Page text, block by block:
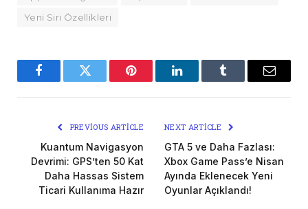
Yeni Siri Özellikleri
FacebookTwitter Pinterest LinkedInTumblr Email
PREVIOUS ARTICLE
Kuantum Navigasyon
Devrimi: GPS’ten 50 Kat
Daha Hassas Sistem
Ticari Kullanıma Hazır
NEXT ARTICLE
GTA 5 ve Daha Fazlası:
Xbox Game Pass’e Nisan
Ayında Eklenecek Yeni
Oyunlar Açıklandı!